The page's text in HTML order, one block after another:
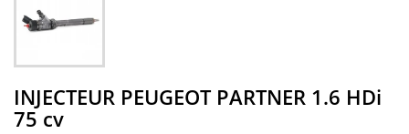
INJECTEUR PEUGEOT PARTNER 1.6 HDi
75 cv